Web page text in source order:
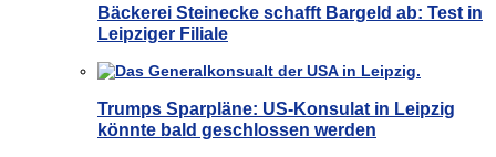
Bäckerei Steinecke schafft Bargeld ab: Test in
Leipziger Filiale
Trumps Sparpläne: US-Konsulat in Leipzig
könnte bald geschlossen werden